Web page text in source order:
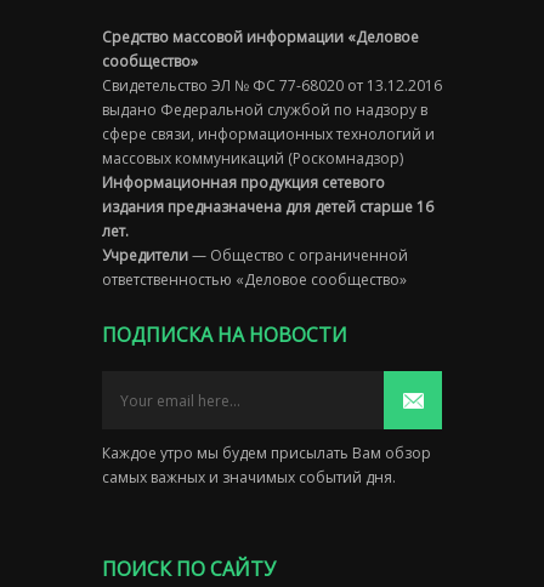
Средство массовой информации «Деловое
сообщество»
Свидетельство ЭЛ № ФС 77-68020 от 13.12.2016
выдано Федеральной службой по надзору в
сфере связи, информационных технологий и
массовых коммуникаций (Роскомнадзор)
Информационная продукция сетевого
издания предназначена для детей старше 16
лет.
Учредители— Общество с ограниченной
ответственностью «Деловое сообщество»
ПОДПИСКА НА НОВОСТИ
Каждое утро мы будем присылать Вам обзор
самых важных и значимых событий дня.
ПОИСК ПО САЙТУ